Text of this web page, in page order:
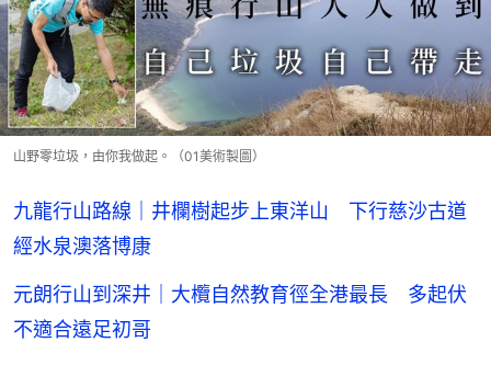
山野零垃圾，由你我做起。（01美術製圖）
九龍行山路線｜井欄樹起步上東洋山 下行慈沙古道
經水泉澳落博康
元朗行山到深井｜大欖自然教育徑全港最長 多起伏
不適合遠足初哥